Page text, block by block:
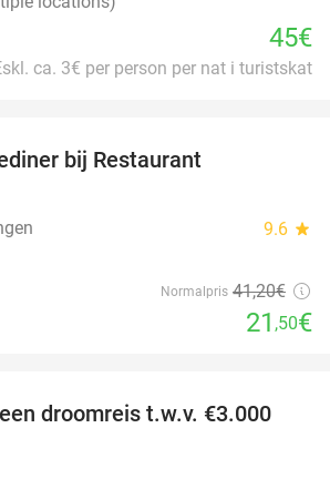
45€
ca. 3€ per person per nat i turistskat
bij Restaurant
9.6 star
Normalpris 41,20€
21 ,50€
droomreis t.w.v. €3.000